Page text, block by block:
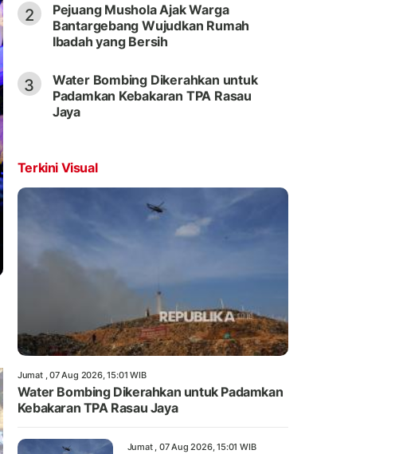
2
Pejuang Mushola Ajak Warga
Bantargebang Wujudkan Rumah
Ibadah yang Bersih
3
Water Bombing Dikerahkan untuk
Padamkan Kebakaran TPA Rasau
Jaya
Terkini Visual
Jumat , 07 Aug 2026, 15:01 WIB
Water Bombing Dikerahkan untuk Padamkan
Kebakaran TPA Rasau Jaya
Jumat , 07 Aug 2026, 15:01 WIB